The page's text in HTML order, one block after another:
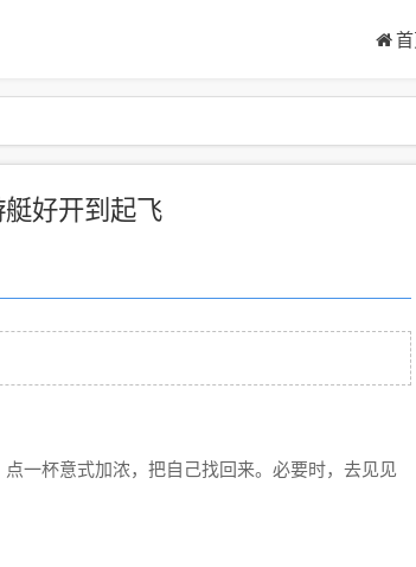
好开到起飞
杯意式加浓，把自己找回来。必要时，去见见